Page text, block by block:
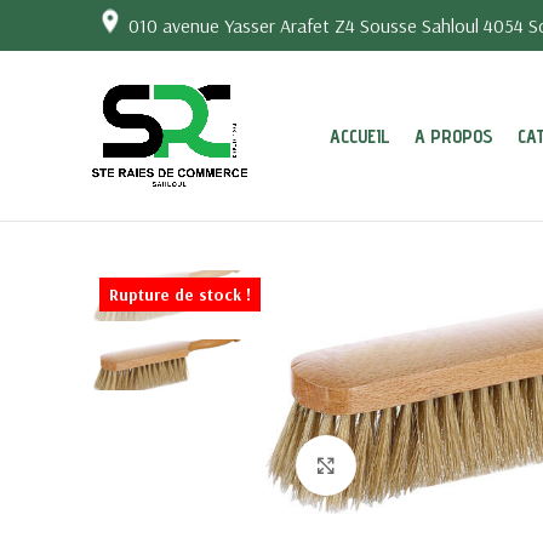
010 avenue Yasser Arafet Z4 Sousse Sahloul 4054
ACCUEIL A PROPOS
Click to enlarge
Rupture de stock !